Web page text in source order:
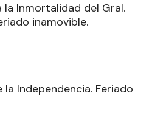
la Inmortalidad del Gral.
inamovible.
la Independencia. Feriado